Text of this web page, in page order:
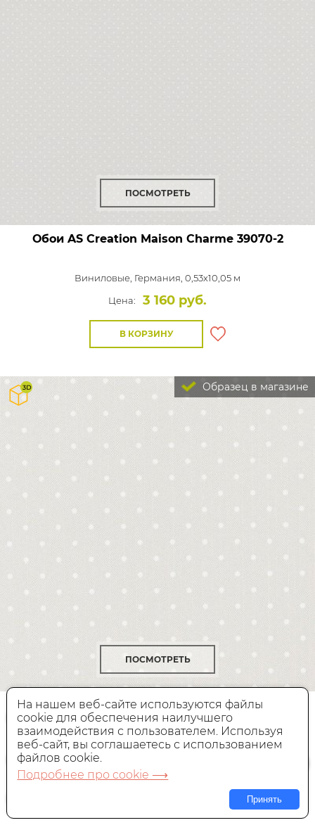
ПОСМОТРЕТЬ
Обои AS Creation Maison Charme39070-2
Виниловые, Германия, 0,53x10,05 м
Цена:
3 160 руб.
В КОРЗИНУ
Образец в магазине
ПОСМОТРЕТЬ
Обои Andrea Rossi Spectrum Trend54434-5
Виниловые, Южная Корея, 1,06x10,05 м
4 800 руб.
На нашем веб-сайте используются файлы
cookie для обеспечения наилучшего
взаимодействия с пользователем. Используя
веб-сайт, вы соглашаетесь с использованием
файлов cookie.
Подробнее про cookie ⟶
Принять